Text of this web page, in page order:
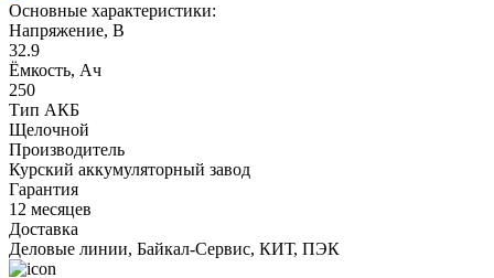
Основные характеристики:
Напряжение, В
32.9
Ёмкость, Ач
250
Тип АКБ
Щелочной
Производитель
Курский аккумуляторный завод
Гарантия
12 месяцев
Доставка
Деловые линии, Байкал-Сервис, КИТ, ПЭК